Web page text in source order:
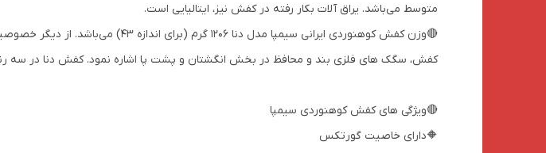
متوسط می‌باشد. یراق آلات بکار رفته در کفش نیز، ایتالیایی است.
🔴وزن کفش کوهنوردی ایرانی سیمپا مدل
کفش، سگک های فلزی بند و محافظ در بخش انگشتان و پشت پا اشاره نمود. کفش دنا در سه
🔴ویژگی های کفش کوهنوردی سیمپا
🔶دارای خاصیت گورتکس